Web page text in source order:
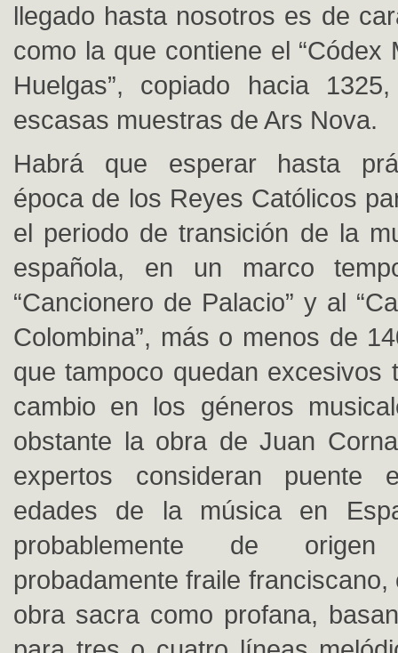
llegado hasta nosotros es de
como la que contiene el
Huelgas”, copiado hacia
escasas muestras de Ars Nova.
Habrá que esperar hasta
época de los Reyes Católicos
el periodo de transición de la
española, en un marco
“Cancionero de Palacio” y al
Colombina”, más o menos de
que tampoco quedan excesivos
cambio en los géneros
obstante la obra de Juan
expertos consideran puente
edades de la música en
probablemente de
probadamente fraile
obra sacra como profana,